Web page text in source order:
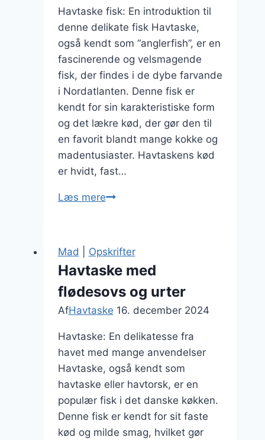
Havtaske fisk: En introduktion til
denne delikate fisk Havtaske,
også kendt som “anglerfish”, er en
fascinerende og velsmagende
fisk, der findes i de dybe farvande
i Nordatlanten. Denne fisk er
kendt for sin karakteristiske form
og det lækre kød, der gør den til
en favorit blandt mange kokke og
madentusiaster. Havtaskens kød
er hvidt, fast…
Læs mereHavtaske
Mad Opskrifter
Havtaske med
flødesovs og urter
AfHavtaske 16. december 2024
Havtaske: En delikatesse fra
havet med mange anvendelser
Havtaske, også kendt som
havtaske eller havtorsk, er en
populær fisk i det danske køkken.
Denne fisk er kendt for sit faste
kød og milde smag, hvilket gør